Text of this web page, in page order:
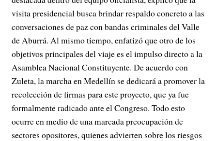
visita presidencial busca brindar respaldo concreto a las
conversaciones de paz con bandas criminales del Valle
de Aburrá. Al mismo tiempo, enfatizó que otro de los
objetivos principales del viaje es el impulso directo a la
Asamblea Nacional Constituyente. De acuerdo con
Zuleta, la marcha en Medellín se dedicará a promover la
recolección de firmas para este proyecto, que ya fue
formalmente radicado ante el Congreso. Todo esto
ocurre en medio de una marcada preocupación de
sectores opositores, quienes advierten sobre los riesgos